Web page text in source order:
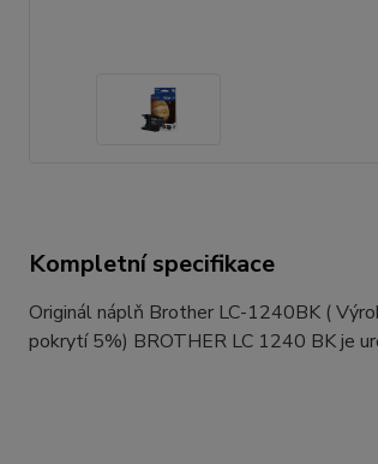
Kompletní specifikace
Originál náplň Brother LC-1240BK (
pokrytí 5%) BROTHER LC 1240 BK je